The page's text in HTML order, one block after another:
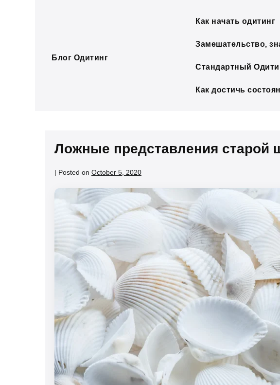
Блог Одитинг
Как начать одитинг
Замешательство,
Стандартный
Как достичь
Ложные представления старой
| Posted on October 5, 2020